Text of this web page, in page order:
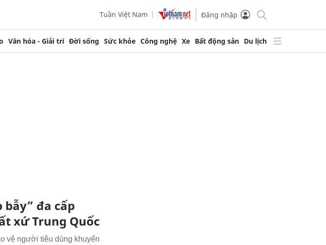
Tuần Việt Nam Đăng nhập
Văn hóa - Giải trí Đời sống Sức khỏe Công nghệ Xe Bất động sản Du lịch
bẫy” đa cấp
xứ Trung Quốc
vệ người tiêu dùng khuyến